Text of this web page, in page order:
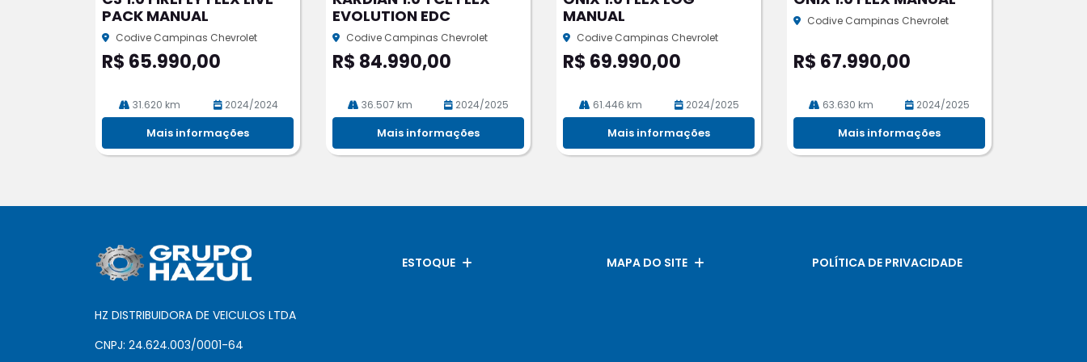
rtil
he
PACK MANUAL
Codive Campinas Chevrolet
R$ 65.990,00
31.620 km 2024/2024
Mais informações
rtil
he
EVOLUTION EDC
Codive Campinas Chevrolet
R$ 84.990,00
36.507 km 2024/2025
Mais informações
rtil
he
MANUAL
Codive Campinas Chevrolet
R$ 69.990,00
61.446 km 2024/2025
Mais informações
rtil
he
Codive Campinas Chevrolet
R$ 67.990,00
63.630 km 2024/2025
Mais informações
ESTOQUE MAPA DO SITE POLÍTICA DE PRIVACIDADE
HZ DISTRIBUIDORA DE VEICULOS LTDA
CNPJ: 24.624.003/0001-64